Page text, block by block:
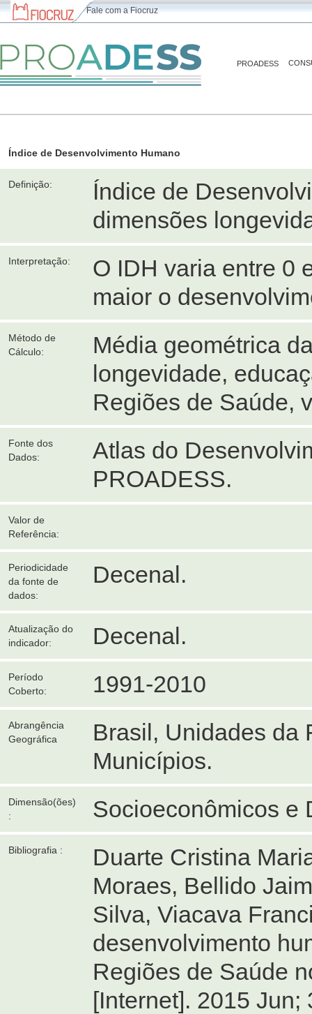
Fale com a Fiocruz
PROADESS
Índice de Desenvolvimento Humano
Definição:
Índice de
dimensões
Interpretação:
O IDH varia entre 0
maior o
Método de
Cálculo:
Média geométrica
longevidade,
Regiões de Saúde,
Fonte dos
Dados:
Atlas do
PROADESS.
Valor de
Referência:
Periodicidade
da fonte de
dados:
Decenal.
Atualização do
indicador:
Decenal.
Período
Coberto:
1991-2010
Abrangência
Geográfica
Brasil, Unidades da
Municípios.
Dimensão(ões)
:
Socioeconômicos e
Bibliografia :
Duarte Cristina
Moraes, Bellido
Silva, Viacava
desenvolvimento
Regiões de Saúde
[Internet]. 2015 Jun;